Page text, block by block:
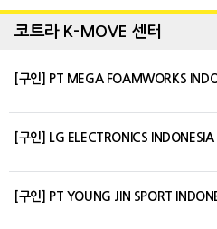
코트라 K-MOVE 센터
[구인] PT MEGA FOAMWORKS
[구인] LG ELECTRONICS INDONESIA
[구인] PT YOUNG JIN SPORT